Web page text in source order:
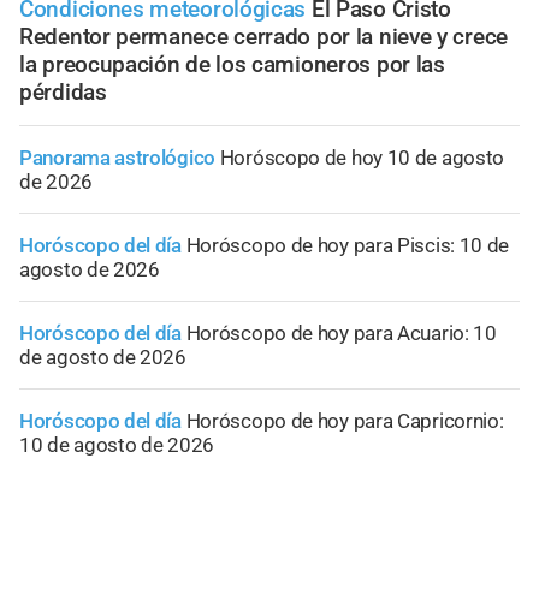
Condiciones meteorológicas El Paso Cristo
Redentor permanece cerrado por la nieve y crece
la preocupación de los camioneros por las
pérdidas
Panorama astrológico Horóscopo de hoy 10 de agosto
de 2026
Horóscopo del día Horóscopo de hoy para Piscis: 10 de
agosto de 2026
Horóscopo del día Horóscopo de hoy para Acuario: 10
de agosto de 2026
Horóscopo del día Horóscopo de hoy para Capricornio:
10 de agosto de 2026